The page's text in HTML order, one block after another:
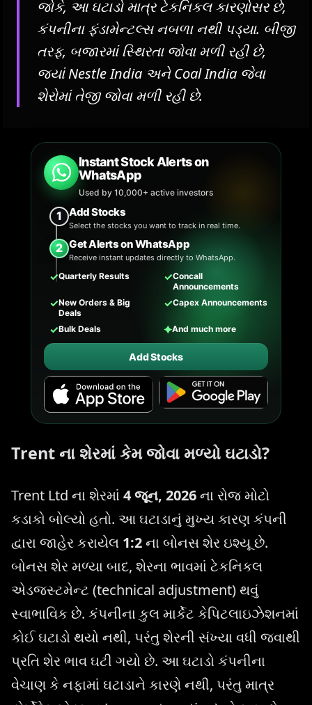
જોકે, આ ઘટાડો માત્ર ટેકનિકલ કારણોસર છે,
કંપનીના ફંડામેન્ટલ્સ નબળા નથી પડ્યા. બીજી
તરફ, બજારમાં સ્થિરતા જોવા મળી રહી છે,
જ્યાં Nestle India અને Coal India જેવા
શેરોમાં તેજી જોવા મળી રહી છે.
Instant Stock Alerts on
WhatsApp
Used by 10,000+ active investors
1 Add Stocks
Select the stocks you want to track in real time.
2 Get Alerts on WhatsApp
Receive instant updates directly to WhatsApp.
✓Quarterly Results ✓Concall
Announcements
✓New Orders & Big
Deals
✓Capex Announcements
✓Bulk Deals ✦And much more
Add Stocks
Trent ના શેરમાં કેમ જોવા મળ્યો ઘટાડો?
Trent Ltd ના શેરમાં 4 જૂન, 2026ના રોજ મોટો
કડાકો બોલ્યો હતો. આ ઘટાડાનું મુખ્ય કારણ કંપની
દ્વારા જાહેર કરાયેલ 1:2ના બોનસ શેર ઇશ્યૂ છે.
બોનસ શેર મળ્યા બાદ, શેરના ભાવમાં ટેકનિકલ
એડજસ્ટમેન્ટ (technical adjustment) થવું
સ્વાભાવિક છે. કંપનીના કુલ માર્કેટ કેપિટલાઇઝેશનમાં
કોઈ ઘટાડો થયો નથી, પરંતુ શેરની સંખ્યા વધી જવાથી
પ્રતિ શેર ભાવ ઘટી ગયો છે. આ ઘટાડો કંપનીના
વેચાણ કે નફામાં ઘટાડાને કારણે નથી, પરંતુ માત્ર